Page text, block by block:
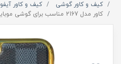
کیف و کاور گوشی
کیف و کاور
کاور مدل 2167 مناسب برای گوشی موبایل اپل Iphone 5/5S/SE